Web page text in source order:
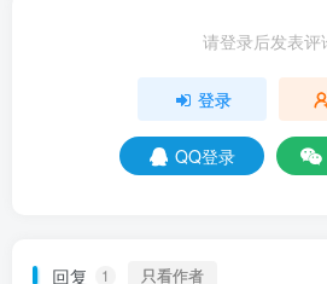
请登录后发表评
登录
QQ登录
回复 1 只看作者